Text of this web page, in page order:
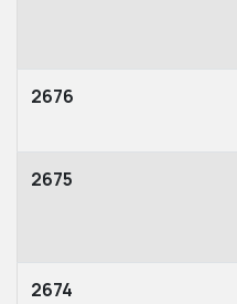
2676
2675
2674